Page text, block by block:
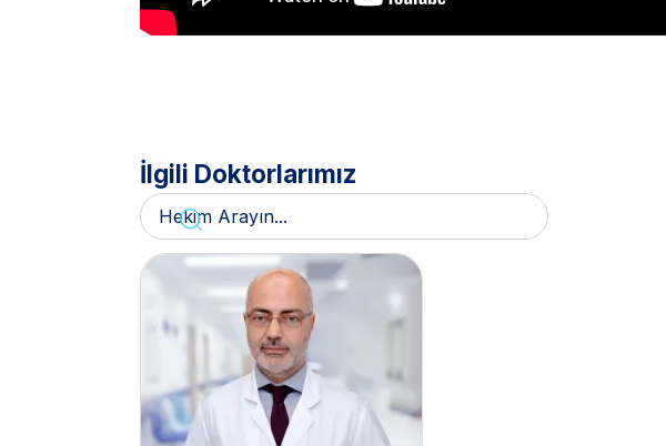
İlgili Doktorlarımız